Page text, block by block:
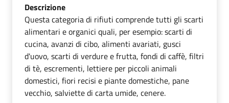
Descrizione
Questa categoria di rifiuti comprende tutti gli scarti
alimentari e organici quali, per esempio: scarti di
cucina, avanzi di cibo, alimenti avariati, gusci
d'uovo, scarti di verdure e frutta, fondi di caffè, filtri
di tè, escrementi, lettiere per piccoli animali
domestici, fiori recisi e piante domestiche, pane
vecchio, salviette di carta umide, cenere.